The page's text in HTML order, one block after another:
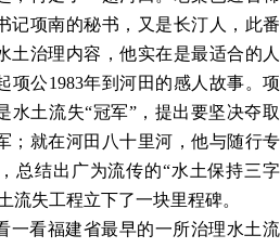
记项南的秘书，又是长汀人，此番
土治理内容，他实在是最适合的人
项公1983年到河田的感人故事。项
水土流失“冠军”，提出要坚决夺取
；就在河田八十里河，他与随行专
总结出广为流传的“水土保持三字
流失工程立下了一块里程碑。
一看福建省最早的一所治理水土流